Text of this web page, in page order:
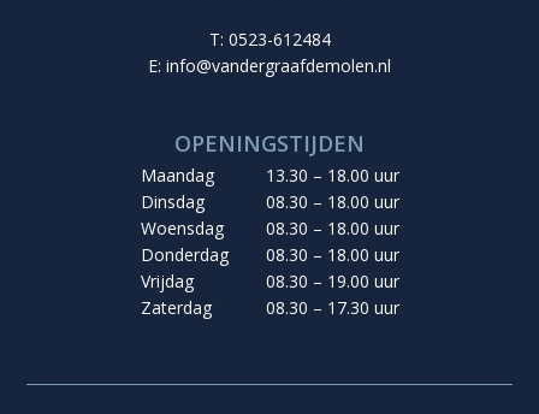
T: 0523-612484
E: info@vandergraafdemolen.nl
OPENINGSTIJDEN
Maandag
13.30 – 18.00 uur
Dinsdag
08.30 – 18.00 uur
Woensdag
08.30 – 18.00 uur
Donderdag
08.30 – 18.00 uur
Vrijdag
08.30 – 19.00 uur
Zaterdag
08.30 – 17.30 uur